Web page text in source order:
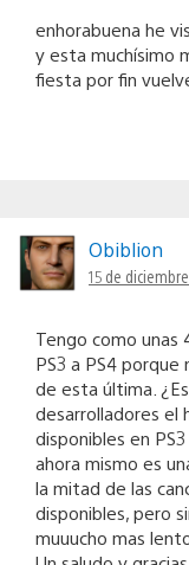
enhorabuena he
y esta muchísimo
fiesta por fin
Obiblion
15 de
Tengo como unas
PS3 a PS4
de esta última.
desarrolladores el
disponibles en
ahora mismo es
la mitad de las
disponibles, pero
muuucho mas